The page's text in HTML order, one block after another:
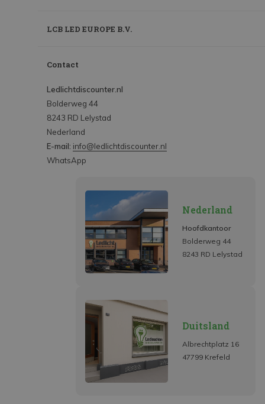
LCB LED EUROPE B.V.
Contact
Ledlichtdiscounter.nl
Bolderweg 44
8243 RD Lelystad
Nederland
E-mail: info@ledlichtdiscounter.nl
WhatsApp
Nederland
Hoofdkantoor
Bolderweg 44
8243 RD Lelystad
Duitsland
Albrechtplatz 16
47799 Krefeld